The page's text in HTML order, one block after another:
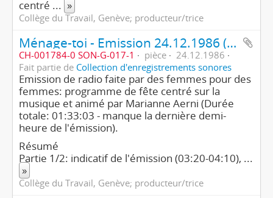
centré ... »
Collège du Travail, Genève; producteur/trice
Ménage-toi - Emission 24.12.1986 (1ère partie/2)
CH-001784-0 SON-G-017-1 pièce
24.12.1986
Fait partie de Collection d'enregistrements sonores
Emission de radio faite par des femmes pour des
femmes: programme de fête centré sur la
musique et animé par Marianne Aerni (Durée
totale: 01:33:03 - manque la dernière demi-
heure de l'émission).
Résumé
Partie 1/2: indicatif de l'émission (03:20-04:10), ...
»
Collège du Travail, Genève; producteur/trice